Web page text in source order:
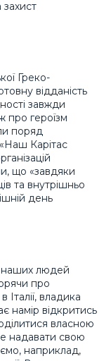
захист
Греко-
відданість
завжди
про героїзм
поряд
Карітас
що «завдяки
та внутрішньо
день
наших людей
про
владика
намір відкритись
власною
надавати свою
наприклад,